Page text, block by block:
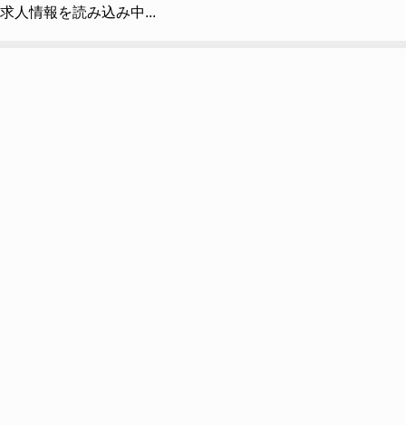
求人情報を読み込み中...